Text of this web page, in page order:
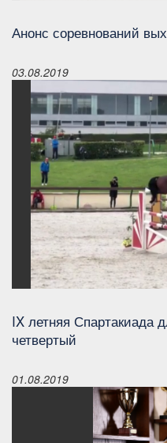
Анонс соревнований
03.08.2019
IX летняя Спартакиада
четвертый
01.08.2019